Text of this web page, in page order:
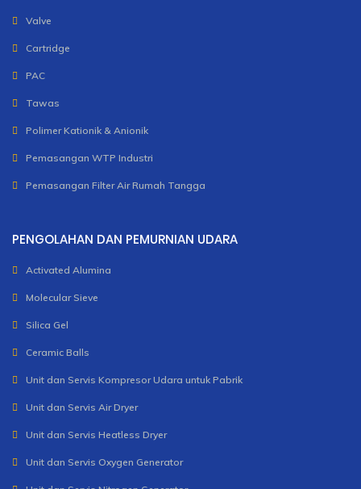
Valve
Cartridge
PAC
Tawas
Polimer Kationik & Anionik
Pemasangan WTP Industri
Pemasangan Filter Air Rumah Tangga
PENGOLAHAN DAN PEMURNIAN UDARA
Activated Alumina
Molecular Sieve
Silica Gel
Ceramic Balls
Unit dan Servis Kompresor Udara untuk Pabrik
Unit dan Servis Air Dryer
Unit dan Servis Heatless Dryer
Unit dan Servis Oxygen Generator